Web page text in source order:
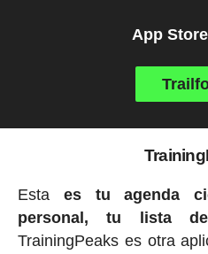
App
Esta es tu agenda
personal, tu lista
TrainingPeaks es otra